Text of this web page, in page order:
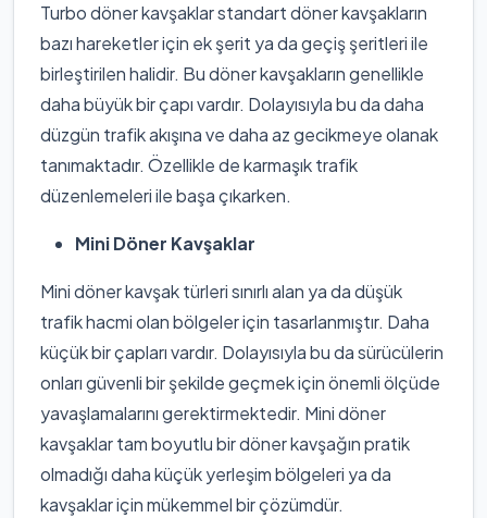
Turbo döner kavşaklar standart döner kavşakların
bazı hareketler için ek şerit ya da geçiş şeritleri ile
birleştirilen halidir. Bu döner kavşakların genellikle
daha büyük bir çapı vardır. Dolayısıyla bu da daha
düzgün trafik akışına ve daha az gecikmeye olanak
tanımaktadır. Özellikle de karmaşık trafik
düzenlemeleri ile başa çıkarken.
Mini Döner Kavşaklar
Mini döner kavşak türleri sınırlı alan ya da düşük
trafik hacmi olan bölgeler için tasarlanmıştır. Daha
küçük bir çapları vardır. Dolayısıyla bu da sürücülerin
onları güvenli bir şekilde geçmek için önemli ölçüde
yavaşlamalarını gerektirmektedir. Mini döner
kavşaklar tam boyutlu bir döner kavşağın pratik
olmadığı daha küçük yerleşim bölgeleri ya da
kavşaklar için mükemmel bir çözümdür.